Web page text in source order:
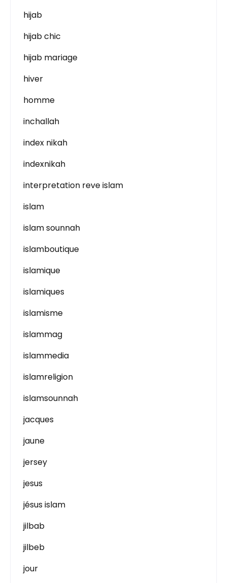
hijab
hijab chic
hijab mariage
hiver
homme
inchallah
index nikah
indexnikah
interpretation reve islam
islam
islam sounnah
islamboutique
islamique
islamiques
islamisme
islammag
islammedia
islamreligion
islamsounnah
jacques
jaune
jersey
jesus
jésus islam
jilbab
jilbeb
jour